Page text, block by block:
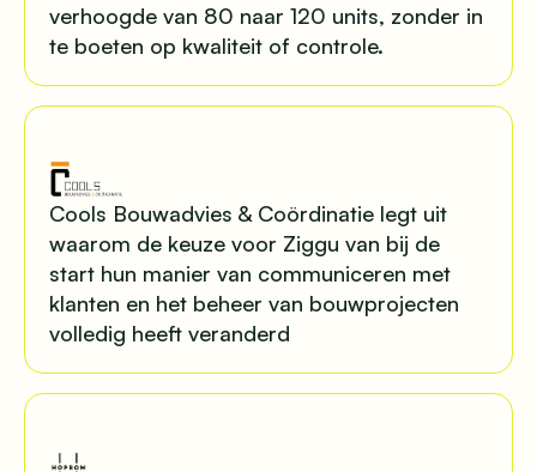
verhoogde van 80 naar 120 units, zonder in
te boeten op kwaliteit of controle.
Cools Bouwadvies & Coördinatie legt uit
waarom de keuze voor Ziggu van bij de
start hun manier van communiceren met
klanten en het beheer van bouwprojecten
volledig heeft veranderd